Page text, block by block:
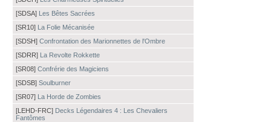
[SDSA] Les Bêtes Sacrées
[SR10] La Folie Mécanisée
[SDSH] Confrontation des Marionnettes de l'Ombre
[SDRR] La Revolte Rokkette
[SR08] Confrérie des Magiciens
[SDSB] Soulburner
[SR07] La Horde de Zombies
[LEHD-FRC] Decks Légendaires 4 : Les Chevaliers
Fantômes